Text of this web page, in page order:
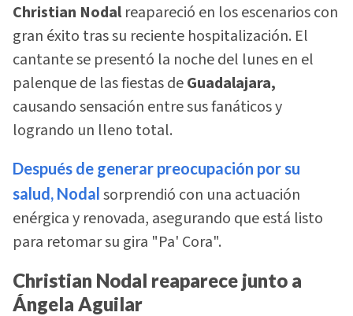
Christian Nodalreapareció en los escenarios con
gran éxito tras su reciente hospitalización. El
cantante se presentó la noche del lunes en el
palenque de las fiestas deGuadalajara,
causando sensación entre sus fanáticos y
logrando un lleno total.
Después de generar preocupación por su
salud, Nodal sorprendió con una actuación
enérgica y renovada, asegurando que está listo
para retomar su gira "Pa' Cora".
Christian Nodal reaparece junto a
Ángela Aguilar